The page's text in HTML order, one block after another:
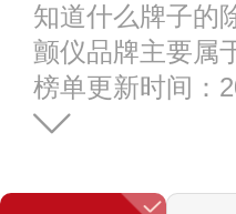
知道什么牌子的
颤仪品牌主要属
榜单更新时间：